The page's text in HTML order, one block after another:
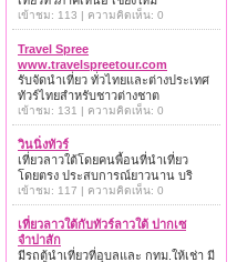
เข้าชม: 113 | ความคิดเห็น: 0
Travel Spree
www.travelspreetour.com
รับจัดนำเที่ยว ทั่วไทยและต่างประเทศ
ทัวร์ไทยสำหรับชาวต่างชาต
เข้าชม: 131 | ความคิดเห็น: 0
วินนิ่งทัวร์
เที่ยวลาวใต้โดยคนพื้อนที่นำเที่ยว
โดยตรง ประสบการณ์ยาวนาน บริ
เข้าชม: 117 | ความคิดเห็น: 0
เที่ยวลาวใต้กับทัวร์ลาวใต้ ปากเซ
จำปาสัก
มีรถตู้นำเที่ยวที่อุบลและ กทม.ให้เช่า มี